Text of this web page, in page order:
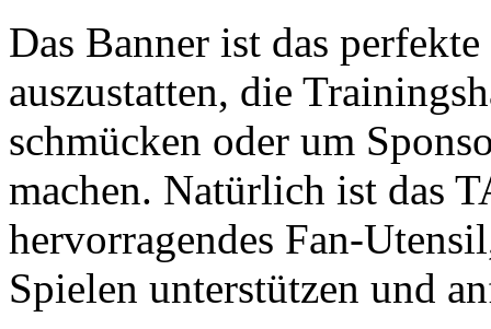
Das Banner ist das
auszustatten, die
schmücken oder um
machen. Natürlich ist das
hervorragendes Fan-
Spielen unterstützen und